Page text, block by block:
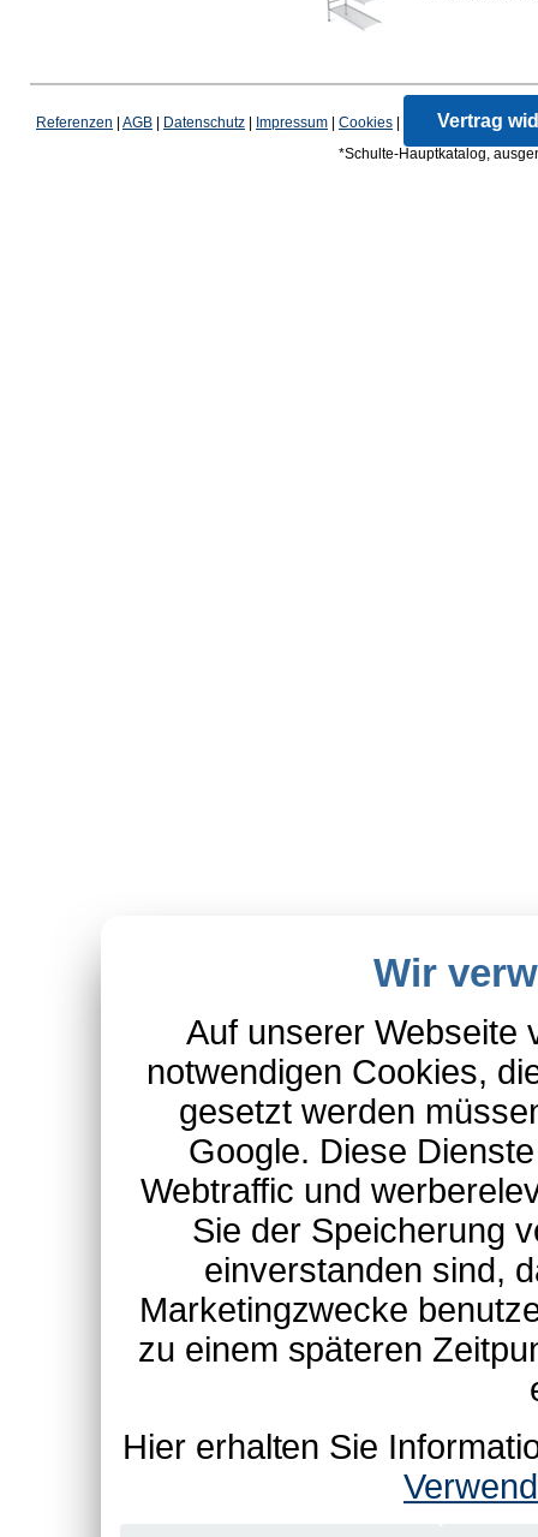
Referenzen AGB Datenschutz Impressum Cookies Vertrag
*Schulte-Hauptkatalog,
Wir
Auf unserer Webseite
notwendigen Cookies,
gesetzt werden
Google. Diese
Webtraffic und
Sie der Speicherung
einverstanden sind,
Marketingzwecke
zu einem späteren
Hier erhalten Sie